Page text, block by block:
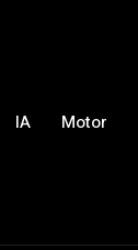
IA Motor